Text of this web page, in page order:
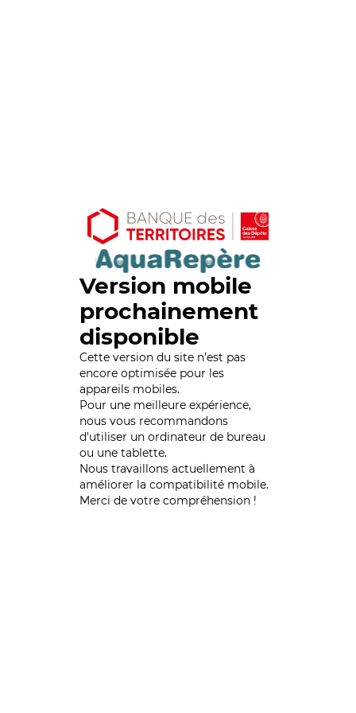
Version mobile
prochainement
disponible
Cette version du site n’est pas
encore optimisée pour les
appareils mobiles.
Pour une meilleure expérience,
nous vous recommandons
d'utiliser un ordinateur de bureau
ou une tablette.
Nous travaillons actuellement à
améliorer la compatibilité mobile.
Merci de votre compréhension !